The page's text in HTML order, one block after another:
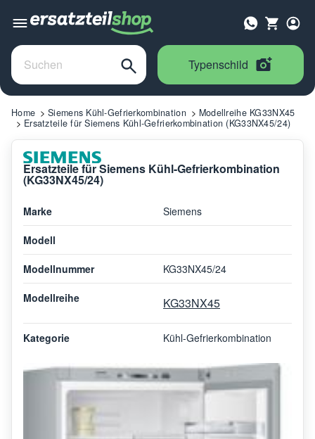
Typenschild
Home Siemens Kühl-Gefrierkombination
Modellreihe KG33NX45
Ersatzteile für Siemens Kühl-Gefrierkombination (KG33NX45/24)
Ersatzteile für Siemens Kühl-Gefrierkombination
(KG33NX45/24)
Marke Siemens
Modell
Modellnummer KG33NX45/24
Modellreihe KG33NX45
Kategorie Kühl-Gefrierkombination